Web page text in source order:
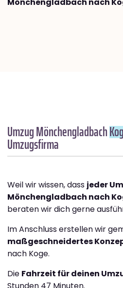
Mönchengladbach nach
Umzug Mönchengladbach
Umzugsfirma
Weil wir wissen, dass jeder
Mönchengladbach nach
beraten wir dich gerne
Im Anschluss erstellen wir
maßgeschneidertes
nach Koge.
Die Fahrzeit für deinen